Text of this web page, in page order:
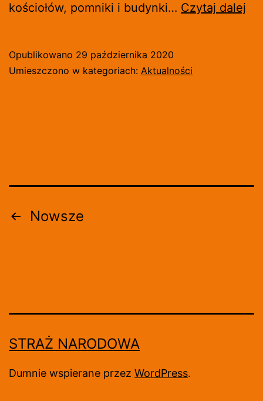
kościołów, pomniki i budynki… Czytaj dalej
Opublikowano 29 października 2020
Umieszczono w kategoriach: Aktualności
Stronicowanie
Nowsze
STRAŻ NARODOWA
Dumnie wspierane przez WordPress.